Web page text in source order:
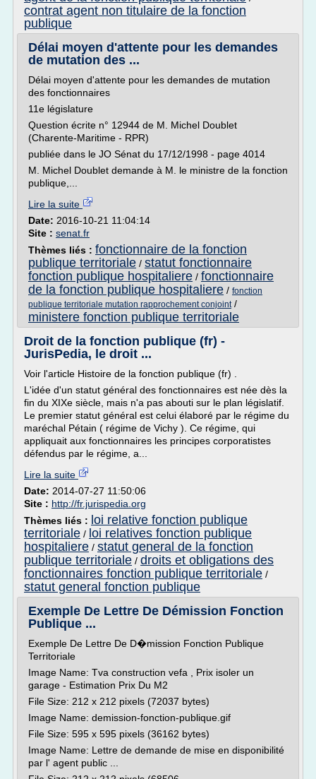
contrat agent non titulaire de la fonction
publique
Délai moyen d'attente pour les demandes
de mutation des ...
Délai moyen d'attente pour les demandes de mutation
des fonctionnaires
11e législature
Question écrite n° 12944 de M. Michel Doublet
(Charente-Maritime - RPR)
publiée dans le JO Sénat du 17/12/1998 - page 4014
M. Michel Doublet demande à M. le ministre de la fonction
publique,...
Lire la suite
Date: 2016-10-21 11:04:14
Site : senat.fr
Thèmes liés : fonctionnaire de la fonction
publique territoriale / statut fonctionnaire
fonction publique hospitaliere / fonctionnaire
de la fonction publique hospitaliere / fonction
publique territoriale mutation rapprochement conjoint/
ministere fonction publique territoriale
Droit de la fonction publique (fr) -
JurisPedia, le droit ...
Voir l'article Histoire de la fonction publique (fr) .
L'idée d'un statut général des fonctionnaires est née dès la
fin du XIXe siècle, mais n'a pas abouti sur le plan législatif.
Le premier statut général est celui élaboré par le régime du
maréchal Pétain ( régime de Vichy ). Ce régime, qui
appliquait aux fonctionnaires les principes corporatistes
défendus par le régime, a...
Lire la suite
Date: 2014-07-27 11:50:06
Site : http://fr.jurispedia.org
Thèmes liés : loi relative fonction publique
territoriale / loi relatives fonction publique
hospitaliere / statut general de la fonction
publique territoriale / droits et obligations des
fonctionnaires fonction publique territoriale /
statut general fonction publique
Exemple De Lettre De Démission Fonction
Publique ...
Exemple De Lettre De D�mission Fonction Publique
Territoriale
Image Name: Tva construction vefa , Prix isoler un
garage - Estimation Prix Du M2
File Size: 212 x 212 pixels (72037 bytes)
Image Name: demission-fonction-publique.gif
File Size: 595 x 595 pixels (36162 bytes)
Image Name: Lettre de demande de mise en disponibilité
par l' agent public ...